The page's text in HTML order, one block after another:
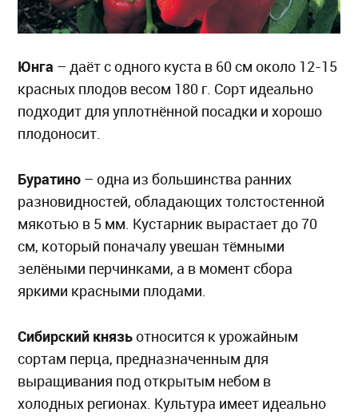
Юнга – даёт с одного куста в 60 см около 12-15
красных плодов весом 180 г. Сорт идеально
подходит для уплотнённой посадки и хорошо
плодоносит.
Буратино – одна из большинства ранних
разновидностей, обладающих толстостенной
мякотью в 5 мм. Кустарник вырастает до 70
см, который поначалу увешан тёмными
зелёными перчинками, а в момент сбора
яркими красными плодами.
Сибирский князьотносится к урожайным
сортам перца, предназначенным для
выращивания под открытым небом в
холодных регионах. Культура имеет идеально